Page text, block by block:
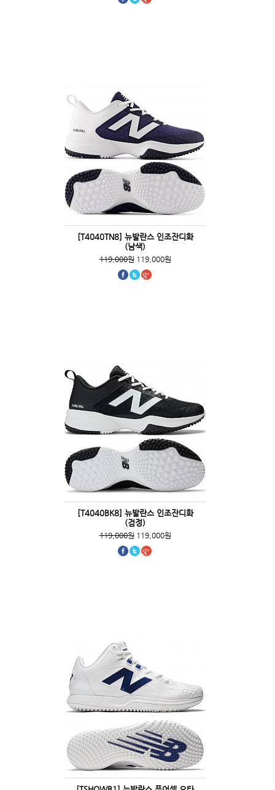
[T4040TN8] 뉴발란스 인조잔디화
(남색)
119,000원119,000원
[T4040BK8] 뉴발란스 인조잔디화
(검정)
119,000원119,000원